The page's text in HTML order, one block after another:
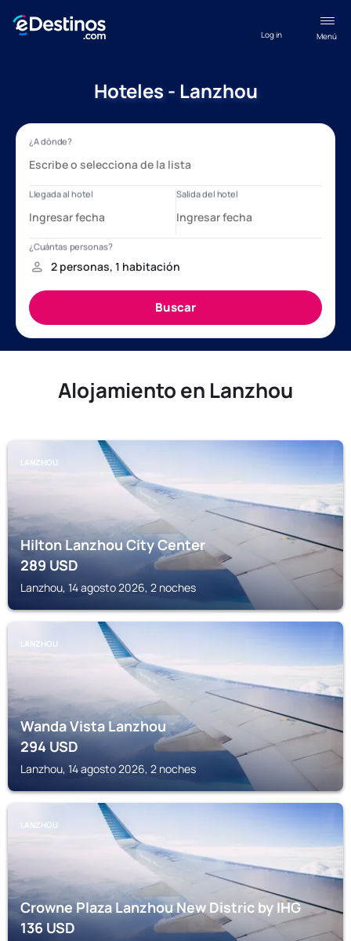
Menú
Log in
Hoteles - Lanzhou
Alojamiento en Lanzhou
LANZHOU
Hilton Lanzhou City Center
289USD
Lanzhou, 14 agosto 2026, 2 noches
LANZHOU
Wanda Vista Lanzhou
294USD
Lanzhou, 14 agosto 2026, 2 noches
LANZHOU
Crowne Plaza Lanzhou New Distric by IHG
136USD